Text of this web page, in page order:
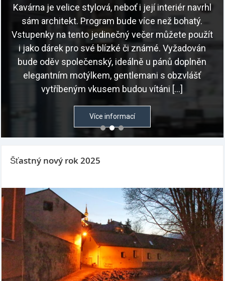
Kavárna je velice stylová, neboť i její interiér navrhl
sám architekt. Program bude více než bohatý.
Vstupenky na tento jedinečný večer můžete použít
i jako dárek pro své blízké či známé. Vyžadován
bude oděv společenský, ideálně u pánů doplněn
elegantním motýlkem, gentlemani s obzvlášť
vytříbeným vkusem budou vítáni […]
Více informací
Šťastný nový rok 2025